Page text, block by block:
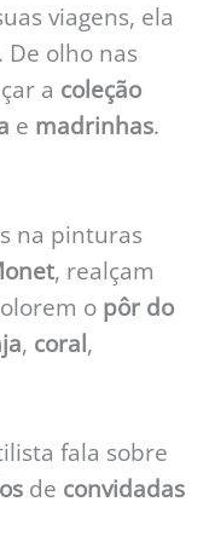
viagens, ela
olho nas
a coleção
e madrinhas.
na pinturas
, realçam
o pôr do
, coral,
fala sobre
de convidadas